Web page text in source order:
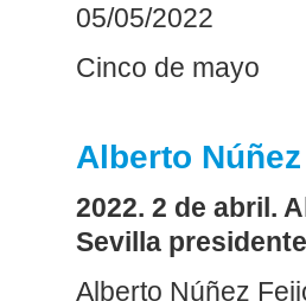
05/05/2022
Cinco de mayo
Alberto
2022. 2 de abril.
Sevilla
Alberto Núñez